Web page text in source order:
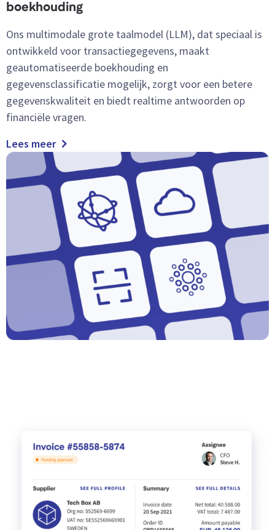
boekhouding
Ons multimodale grote taalmodel (LLM), dat speciaal is
ontwikkeld voor transactiegegevens, maakt
geautomatiseerde boekhouding en
gegevensclassificatie mogelijk, zorgt voor een betere
gegevenskwaliteit en biedt realtime antwoorden op
financiële vragen.
Lees meer